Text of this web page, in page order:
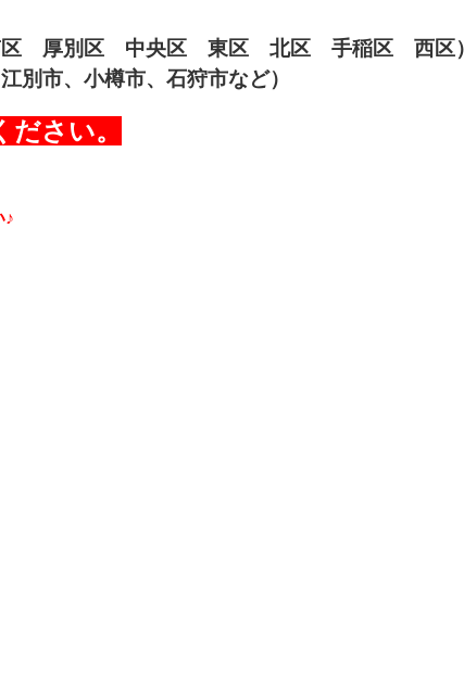
区 厚別区 中央区 東区 北区 手稲区 西区）
別市、小樽市、石狩市など）
さい。
♪